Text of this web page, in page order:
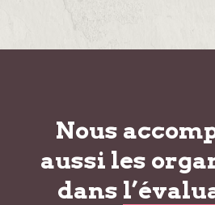
Nous
aussi les
dans